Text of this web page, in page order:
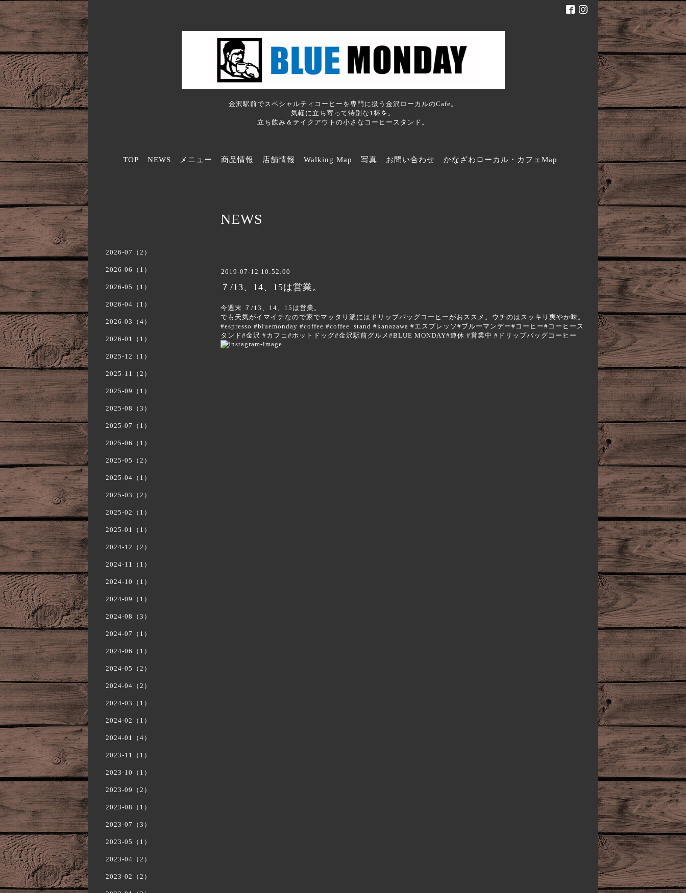
金沢駅前でスペシャルティコーヒーを専門に扱う金沢ローカルのCafe。
気軽に立ち寄って特別な1杯を。
立ち飲み＆テイクアウトの小さなコーヒースタンド。
TOP NEWS メニュー 商品情報 店舗情報 Walking Map 写真 お問い合わせ かなざわローカル・カフェMap
NEWS
2019-07-12 10:52:00
７/13、14、15は営業。
今週末 ７/13、14、15は営業。
でも天気がイマイチなので家でマッタリ派にはドリップバッグコーヒーがおススメ。ウチのはスッキリ爽やか味。
#espresso #bluemonday #coffee #coffee stand #kanazawa #エスプレッソ#ブルーマンデー#コーヒー#コーヒース
タンド#金沢 #カフェ#ホットドッグ#金沢駅前グルメ#BLUE MONDAY#連休 #営業中 #ドリップバッグコーヒー
2026-07（2）
2026-06（1）
2026-05（1）
2026-04（1）
2026-03（4）
2026-01（1）
2025-12（1）
2025-11（2）
2025-09（1）
2025-08（3）
2025-07（1）
2025-06（1）
2025-05（2）
2025-04（1）
2025-03（2）
2025-02（1）
2025-01（1）
2024-12（2）
2024-11（1）
2024-10（1）
2024-09（1）
2024-08（3）
2024-07（1）
2024-06（1）
2024-05（2）
2024-04（2）
2024-03（1）
2024-02（1）
2024-01（4）
2023-11（1）
2023-10（1）
2023-09（2）
2023-08（1）
2023-07（3）
2023-05（1）
2023-04（2）
2023-02（2）